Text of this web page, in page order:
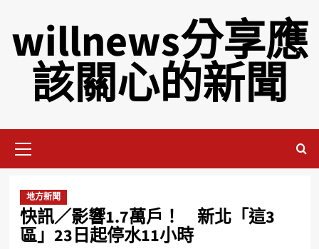
willnews分享應
該關心的新聞
地方新聞
快訊／影響1.7萬戶！ 新北「這3
區」23日起停水11小時